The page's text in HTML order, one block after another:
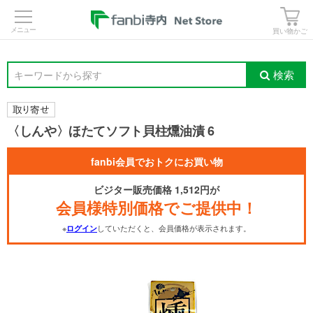
買い物かご
キーワードから探す 検索
〈しんや〉ほたてソフト貝柱燻油漬 6
fanbi会員でおトクにお買い物
ビジター販売価格 1,512円が
会員様特別価格でご提供中！
※ログインしていただくと、会員価格が表示されます。